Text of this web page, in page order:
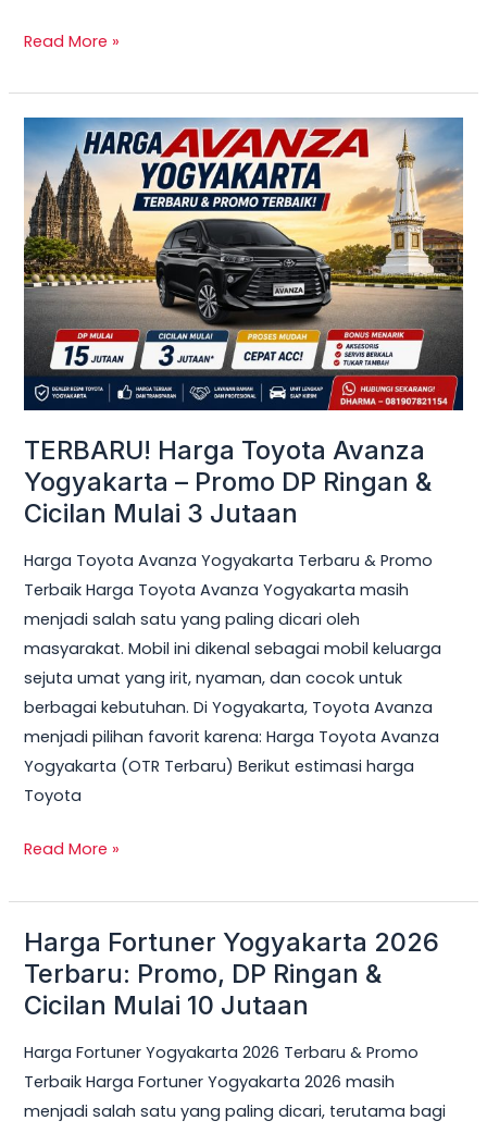
Read More »
TERBARU! Harga Toyota Avanza
Yogyakarta – Promo DP Ringan &
Cicilan Mulai 3 Jutaan
Harga Toyota Avanza Yogyakarta Terbaru & Promo
Terbaik Harga Toyota Avanza Yogyakarta masih
menjadi salah satu yang paling dicari oleh
masyarakat. Mobil ini dikenal sebagai mobil keluarga
sejuta umat yang irit, nyaman, dan cocok untuk
berbagai kebutuhan. Di Yogyakarta, Toyota Avanza
menjadi pilihan favorit karena: Harga Toyota Avanza
Yogyakarta (OTR Terbaru) Berikut estimasi harga
Toyota
TERBARU!
Harga
Toyota
Avanza
Yogyakarta
–
Promo
DP
Ringan
&
Mulai
3
Jutaan
Read More »
Harga Fortuner Yogyakarta 2026
Terbaru: Promo, DP Ringan &
Cicilan Mulai 10 Jutaan
Harga Fortuner Yogyakarta 2026 Terbaru & Promo
Terbaik Harga Fortuner Yogyakarta 2026 masih
menjadi salah satu yang paling dicari, terutama bagi
Harga
Fortuner
Yogyakarta
Terbaru:
Promo,
DP